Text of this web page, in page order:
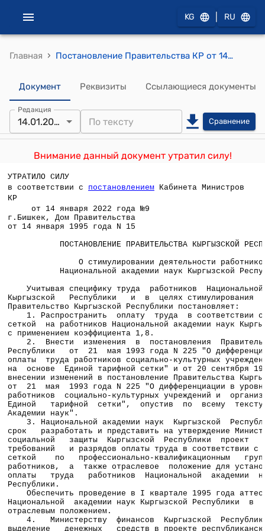
KG RU
Главная › Постановление Правительства КР от 14 января 1995 года №15 "О стимулировании деятельности работников Национальной академии наук Кыргызской Республики"
Документ Реквизиты Ссылающиеся документы
Редакция
14.01.2022 Сравнение
Внимание данный документ утратил силу!